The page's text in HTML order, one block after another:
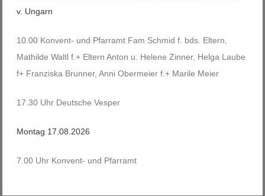
v. Ungarn
10.00 Konvent- und Pfarramt Fam Schmid f. bds. Eltern,
Mathilde Waltl f.+ Eltern Anton u. Helene Zinner, Helga Laube
f+ Franziska Brunner, Anni Obermeier f.+ Marile Meier
17.30 Uhr Deutsche Vesper
Montag 17.08.2026
7.00 Uhr Konvent- und Pfarramt